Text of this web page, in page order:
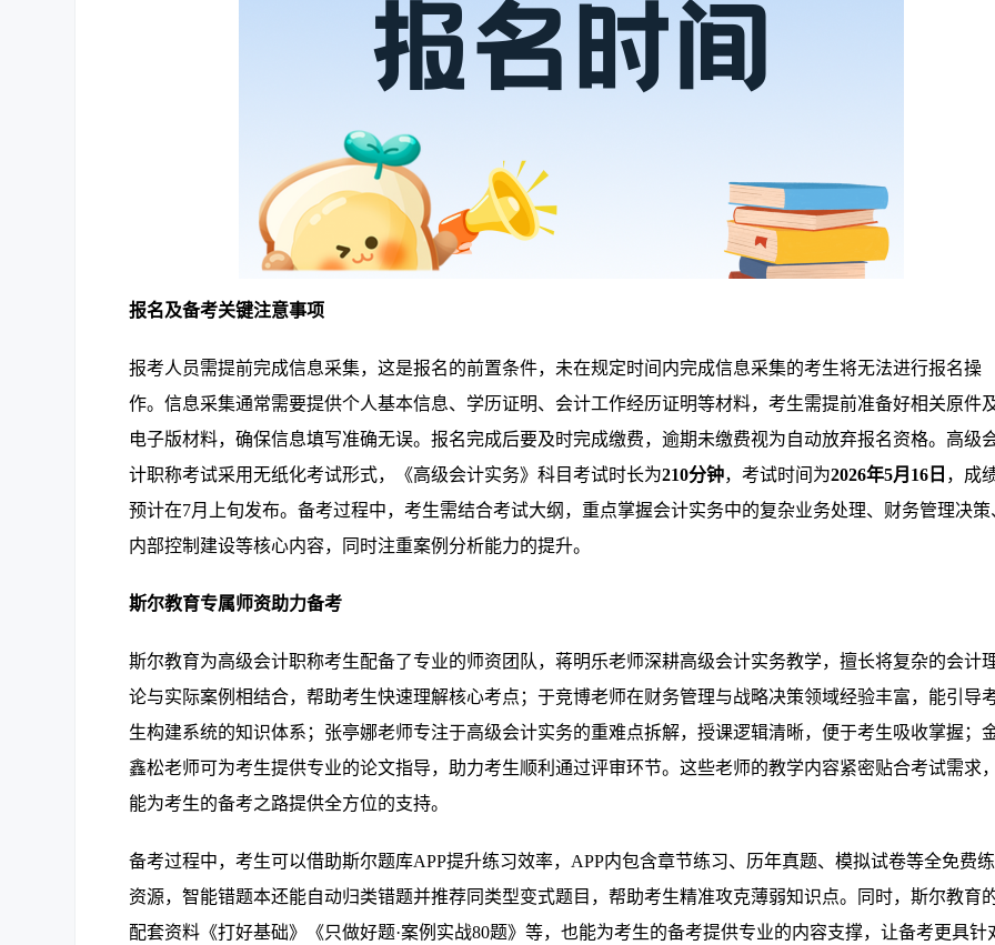
报名及备考关键注意事项
报考人员需提前完成信息采集，这是报名的前置条件，未在规定时间内完成信息采集的考生将无法进行报名操
作。信息采集通常需要提供个人基本信息、学历证明、会计工作经历证明等材料，考生需提前准备好相关原件
电子版材料，确保信息填写准确无误。报名完成后要及时完成缴费，逾期未缴费视为自动放弃报名资格。高级
计职称考试采用无纸化考试形式，《高级会计实务》科目考试时长为210分钟，考试时间为2026年5月16日 ，成
预计在7月上旬发布。备考过程中，考生需结合考试大纲，重点掌握会计实务中的复杂业务处理、财务管理决策
内部控制建设等核心内容，同时注重案例分析能力的提升。
斯尔教育专属师资助力备考
斯尔教育为高级会计职称考生配备了专业的师资团队，蒋明乐老师深耕高级会计实务教学，擅长将复杂的会计
论与实际案例相结合，帮助考生快速理解核心考点；于竞博老师在财务管理与战略决策领域经验丰富，能引导
生构建系统的知识体系；张亭娜老师专注于高级会计实务的重难点拆解，授课逻辑清晰，便于考生吸收掌握；
鑫松老师可为考生提供专业的论文指导，助力考生顺利通过评审环节。这些老师的教学内容紧密贴合考试需求，
能为考生的备考之路提供全方位的支持。
备考过程中，考生可以借助斯尔题库APP提升练习效率，APP内包含章节练习、历年真题、模拟试卷等全免费
资源，智能错题本还能自动归类错题并推荐同类型变式题目，帮助考生精准攻克薄弱知识点。同时，斯尔教育
配套资料《打好基础》《只做好题·案例实战80题》等，也能为考生的备考提供专业的内容支撑，让备考更具针